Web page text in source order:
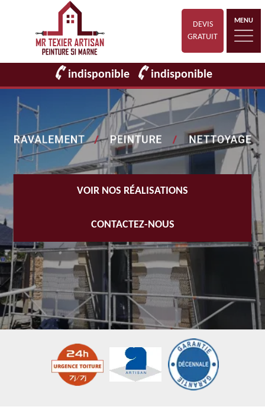
DEVIS
GRATUIT
MENU
indisponible indisponible
VOIR NOS RÉALISATIONS
CONTACTEZ-NOUS